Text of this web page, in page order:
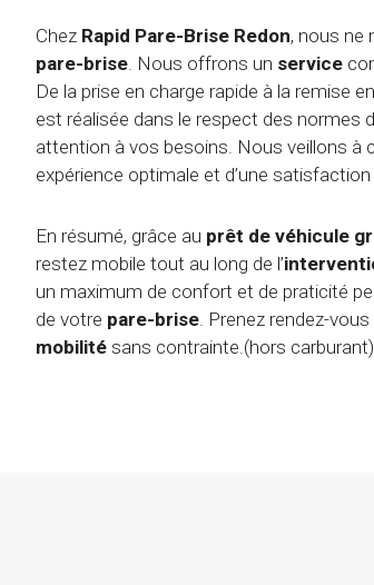
Chez Rapid Pare-Brise Redon, nous ne
pare-brise. Nous offrons un service
De la prise en charge rapide à la remise
est réalisée dans le respect des normes
attention à vos besoins. Nous veillons à
expérience optimale et d’une
En résumé, grâce au prêt de véhicule
restez mobile tout au long de l’
un maximum de confort et de praticité
de votre pare-brise. Prenez rendez-
mobilité sans contrainte.(hors carburant)